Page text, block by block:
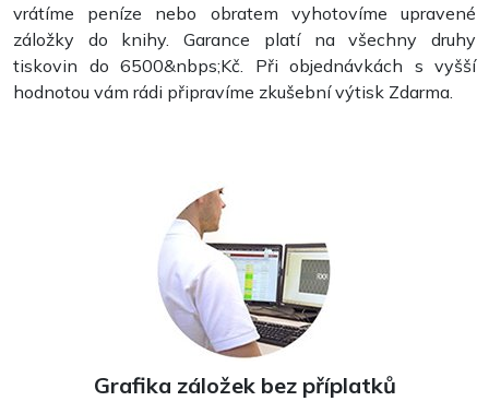
vrátíme peníze nebo obratem vyhotovíme upravené
záložky do knihy. Garance platí na všechny druhy
tiskovin do 6500&nbps;Kč. Při objednávkách s vyšší
hodnotou vám rádi připravíme zkušební výtisk Zdarma.
Grafika záložek bez příplatků